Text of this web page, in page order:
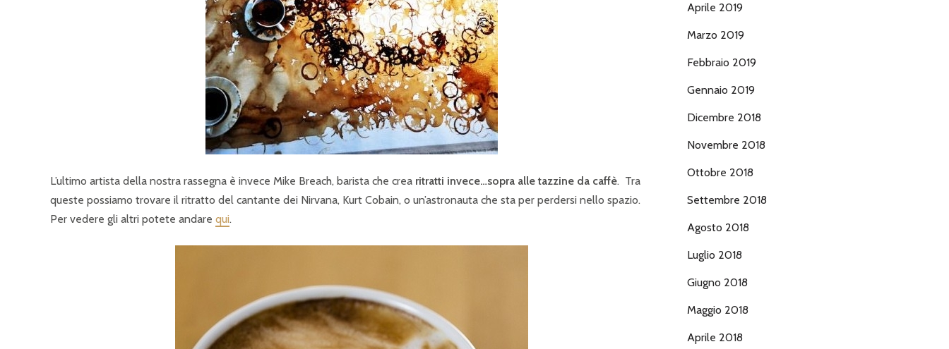
L’ultimo artista della nostra rassegna è invece Mike Breach, barista che crea ritratti invece…sopra alle tazzine da caffè. Tra
queste possiamo trovare il ritratto del cantante dei Nirvana, Kurt Cobain, o un’astronauta che sta per perdersi nello spazio.
Per vedere gli altri potete andare qui.
Aprile 2019
Marzo 2019
Febbraio 2019
Gennaio 2019
Dicembre 2018
Novembre 2018
Ottobre 2018
Settembre 2018
Agosto 2018
Luglio 2018
Giugno 2018
Maggio 2018
Aprile 2018